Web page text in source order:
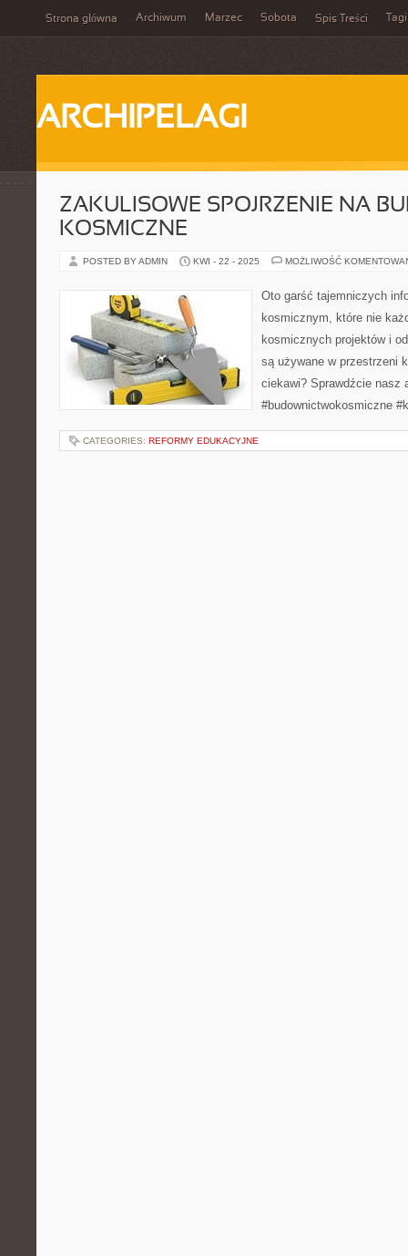
Strona główna Archiwum Marzec Sobota Spis Treści Tagi
ARCHIPELAGI
ZAKULISOWE SPOJRZENIE NA
KOSMICZNE
POSTED BY ADMIN KWI - 22 - 2025 MOŻLIWOŚĆ
Oto garść tajemniczych
kosmicznym, które nie
kosmicznych projektów i
są używane w przestrzeni
ciekawi? Sprawdźcie nasz
#budownictwokosmiczne
CATEGORIES: REFORMY EDUKACYJNE